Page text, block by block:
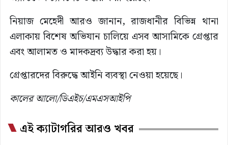
নিয়াজ মেহেদী আরও জানান, রাজধানীর বিভিন্ন থানা
এলাকায় বিশেষ অভিযান চালিয়ে এসব আসামিকে গ্রেপ্তার
এবং আলামত ও মাদকদ্রব্য উদ্ধার করা হয়।
গ্রেপ্তারদের বিরুদ্ধে আইনি ব্যবস্থা নেওয়া হয়েছে।
কালের আলো/ডিএইচ/এমএসআইপি
এই ক্যাটাগরির আরও খবর